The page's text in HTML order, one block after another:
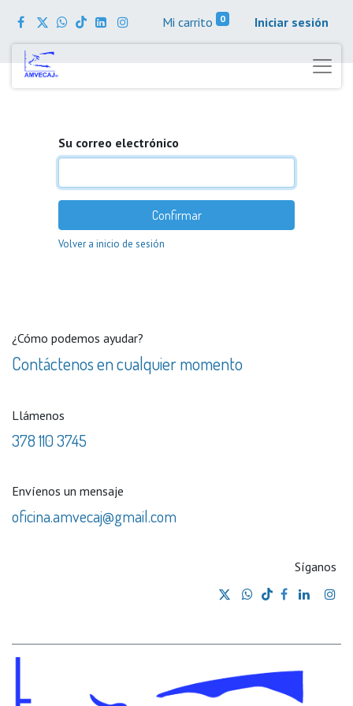
Mi carrito 0 Iniciar sesión
Su correo electrónico
Confirmar
Volver a inicio de sesión
¿Cómo podemos ayudar?
Contáctenos en cualquier momento
Llámenos
378 110 3745
Envíenos un mensaje
oficina.amvecaj@gmail.com
Síganos